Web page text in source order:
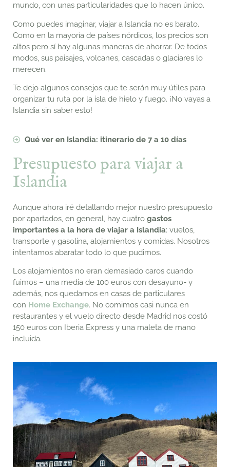
mundo, con unas particularidades que lo hacen único.
Como puedes imaginar, viajar a Islandia no es barato.
Como en la mayoría de países nórdicos, los precios son
altos pero sí hay algunas maneras de ahorrar. De todos
modos, sus paisajes, volcanes, cascadas o glaciares lo
merecen.
Te dejo algunos consejos que te serán muy útiles para
organizar tu ruta por la isla de hielo y fuego. ¡No vayas a
Islandia sin saber esto!
Qué ver en Islandia: itinerario de 7 a 10 días
Presupuesto para viajar a
Islandia
Aunque ahora iré detallando mejor nuestro presupuesto
por apartados, en general, hay cuatro gastos
importantes a la hora de viajar a Islandia: vuelos,
transporte y gasolina, alojamientos y comidas. Nosotros
intentamos abaratar todo lo que pudimos.
Los alojamientos no eran demasiado caros cuando
fuimos – una media de 100 euros con desayuno- y
además, nos quedamos en casas de particulares
con Home Exchange. No comimos casi nunca en
restaurantes y el vuelo directo desde Madrid nos costó
150 euros con Iberia Express y una maleta de mano
incluida.